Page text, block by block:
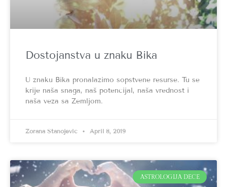
Dostojanstva u znaku Bika
U znaku Bika pronalazimo sopstvene resurse. Tu se
krije naša snaga, naš potencijal, naša vrednost i
naša veza sa Zemljom.
Zorana Stanojević April 8, 2019
ASTROLOGIJA DECE